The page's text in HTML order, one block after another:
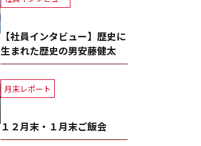
【社員インタビュー】歴史に
生まれた歴史の男安藤健太
月末レポート
１２月末・１月末ご飯会